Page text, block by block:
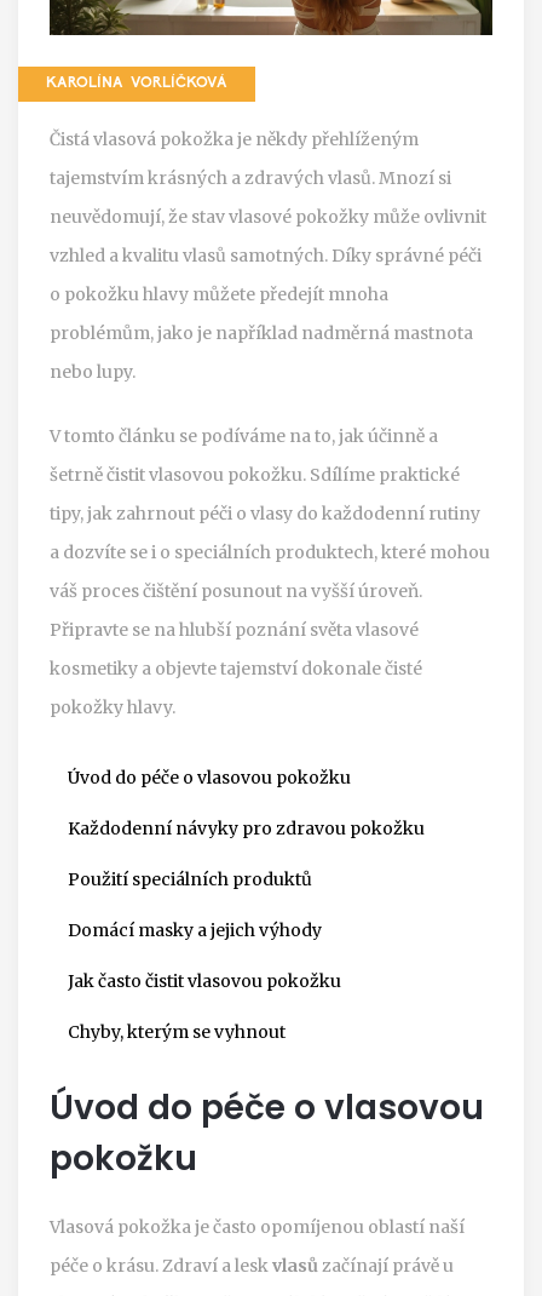
KAROLÍNA VORLÍČKOVÁ
Čistá vlasová pokožka je někdy přehlíženým
tajemstvím krásných a zdravých vlasů. Mnozí si
neuvědomují, že stav vlasové pokožky může ovlivnit
vzhled a kvalitu vlasů samotných. Díky správné péči
o pokožku hlavy můžete předejít mnoha
problémům, jako je například nadměrná mastnota
nebo lupy.
V tomto článku se podíváme na to, jak účinně a
šetrně čistit vlasovou pokožku. Sdílíme praktické
tipy, jak zahrnout péči o vlasy do každodenní rutiny
a dozvíte se i o speciálních produktech, které mohou
váš proces čištění posunout na vyšší úroveň.
Připravte se na hlubší poznání světa vlasové
kosmetiky a objevte tajemství dokonale čisté
pokožky hlavy.
Úvod do péče o vlasovou pokožku
Každodenní návyky pro zdravou pokožku
Použití speciálních produktů
Domácí masky a jejich výhody
Jak často čistit vlasovou pokožku
Chyby, kterým se vyhnout
Úvod do péče o vlasovou
pokožku
Vlasová pokožka je často opomíjenou oblastí naší
péče o krásu. Zdraví a leskvlasůzačínají právě u